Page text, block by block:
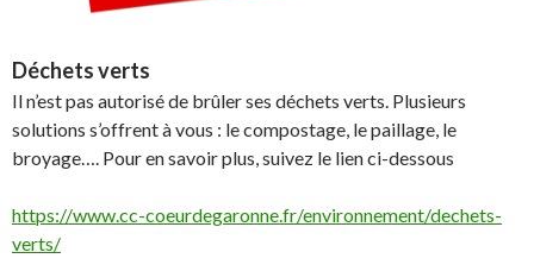
Déchets verts
Il n’est pas autorisé de brûler ses déchets verts. Plusieurs
solutions s’offrent à vous : le compostage, le paillage, le
broyage…. Pour en savoir plus, suivez le lien ci-dessous
https://www.cc-coeurdegaronne.fr/environnement/dechets-
verts/